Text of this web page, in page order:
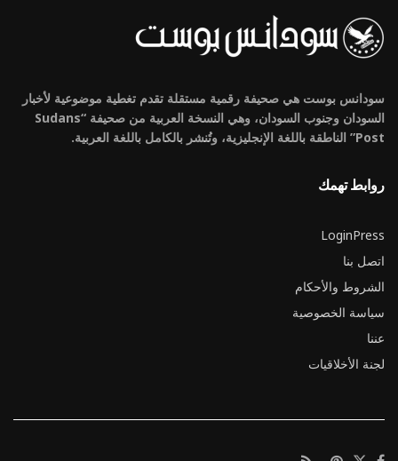
سودانس بوست هي صحيفة رقمية مستقلة تقدم تغطية موضوعية لأخبار
السودان وجنوب السودان، وهي النسخة العربية من صحيفة “Sudans
Post” الناطقة باللغة الإنجليزية، وتُنشر بالكامل باللغة العربية.
روابط تهمك
LoginPress
اتصل بنا
الشروط والأحكام
سياسة الخصوصية
عننا
لجنة الأخلاقيات